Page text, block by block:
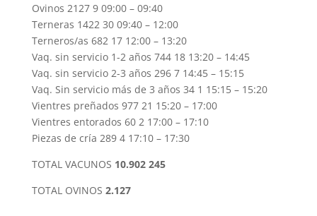
Ovinos 2127 9 09:00 – 09:40
Terneras 1422 30 09:40 – 12:00
Terneros/as 682 17 12:00 – 13:20
Vaq. sin servicio 1-2 años 744 18 13:20 – 14:45
Vaq. sin servicio 2-3 años 296 7 14:45 – 15:15
Vaq. Sin servicio más de 3 años 34 1 15:15 – 15:20
Vientres preñados 977 21 15:20 – 17:00
Vientres entorados 60 2 17:00 – 17:10
Piezas de cría 289 4 17:10 – 17:30
TOTAL VACUNOS 10.902 245
TOTAL OVINOS 2.127